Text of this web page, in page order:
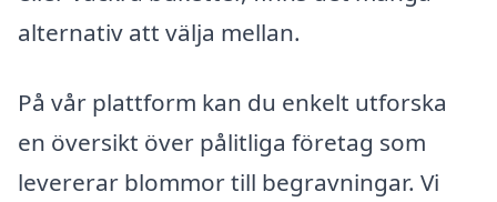
alternativ att välja mellan.
På vår plattform kan du enkelt utforska
en översikt över pålitliga företag som
levererar blommor till begravningar. Vi